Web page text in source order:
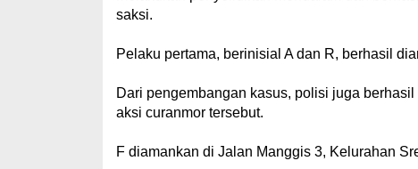
saksi.
Pelaku pertama, berinisial A dan R, berhasil
Dari pengembangan kasus, polisi juga
aksi curanmor tersebut.
F diamankan di Jalan Manggis 3, Kelurahan